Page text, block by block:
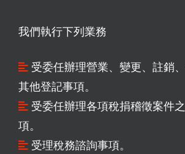
我們執行下列業務
受委任辦理營業、變更、註銷
其他登記事項。
受委任辦理各項稅捐稽徵案件
項。
受理稅務諮詢事項。